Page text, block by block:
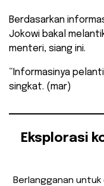
Berdasarkan
Jokowi bakal
menteri, siang ini.
“Informasinya
singkat. (mar)
Eksplorasi
Berlangganan